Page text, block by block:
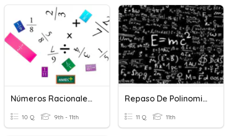
Números Racionales Y Simplificación De Expresiones
10 Q 9th - 11th
Repaso De Polinomios Y Ecuaciones
11 Q 11th